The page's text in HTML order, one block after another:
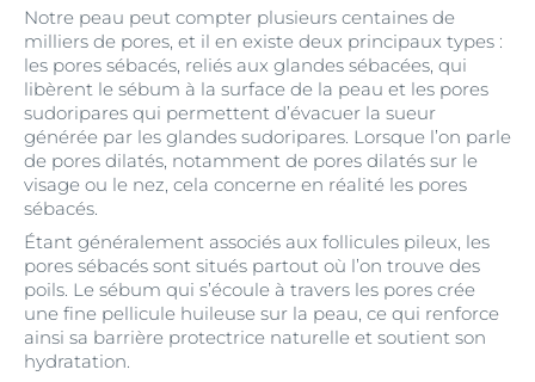
Notre peau peut compter plusieurs centaines de
milliers de pores, et il en existe deux principaux types :
les pores sébacés, reliés aux glandes sébacées, qui
libèrent le sébum à la surface de la peau et les pores
sudoripares qui permettent d’évacuer la sueur
générée par les glandes sudoripares. Lorsque l’on parle
de pores dilatés, notamment de pores dilatés sur le
visage ou le nez, cela concerne en réalité les pores
sébacés.
Étant généralement associés aux follicules pileux, les
pores sébacés sont situés partout où l’on trouve des
poils. Le sébum qui s’écoule à travers les pores crée
une fine pellicule huileuse sur la peau, ce qui renforce
ainsi sa barrière protectrice naturelle et soutient son
hydratation.